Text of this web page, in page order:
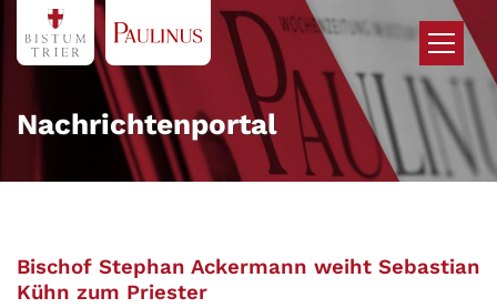
Zum Inhalt springen
Nachrichtenportal
Bischof Stephan Ackermann weiht Sebastian
Kühn zum Priester: